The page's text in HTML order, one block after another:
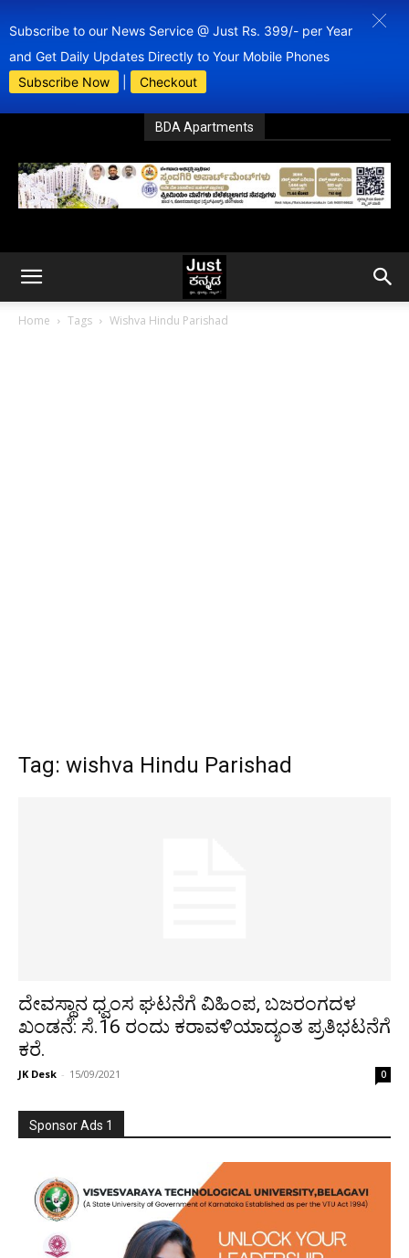
Subscribe to our News Service @ Just Rs. 399/- per Year
and Get Daily Updates Directly to Your Mobile Phones
Subscribe Now
Checkout
BDA Apartments
Home Tags Wishva Hindu Parishad
Tag: wishva Hindu Parishad
ದೇವಸ್ಥಾನ ಧ್ವಂಸ ಘಟನೆಗೆ ವಿಹಿಂಪ, ಬಜರಂಗದಳ
ಖಂಡನೆ: ಸೆ.16 ರಂದು ಕರಾವಳಿಯಾದ್ಯಂತ ಪ್ರತಿಭಟನೆಗೆ
ಕರೆ.
JK Desk - 15/09/2021 0
Sponsor Ads 1